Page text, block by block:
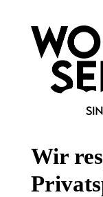
Informationen
Gesetzliche
Wissenswertes
FAQ
Wir